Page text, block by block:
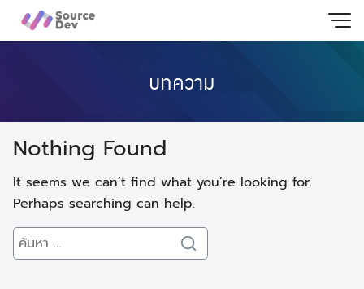
Skip
บทความ
Nothing Found
It seems we can’t find what you’re looking for.
Perhaps searching can help.
Search
for:
Search